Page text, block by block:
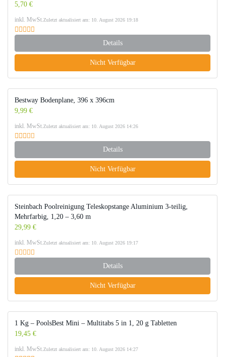
5,70 €
inkl. MwSt.Zuletzt aktualisiert am: 10. August 2026 19:18
Details
Nicht Verfügbar
Bestway Bodenplane, 396 x 396cm
9,99 €
inkl. MwSt.Zuletzt aktualisiert am: 10. August 2026 14:26
Details
Nicht Verfügbar
Steinbach Poolreinigung Teleskopstange Aluminium 3-teilig,
Mehrfarbig, 1,20 – 3,60 m
29,99 €
inkl. MwSt.Zuletzt aktualisiert am: 10. August 2026 19:17
Details
Nicht Verfügbar
1 Kg – PoolsBest Mini – Multitabs 5 in 1, 20 g Tabletten
19,45 €
inkl. MwSt.Zuletzt aktualisiert am: 10. August 2026 14:27